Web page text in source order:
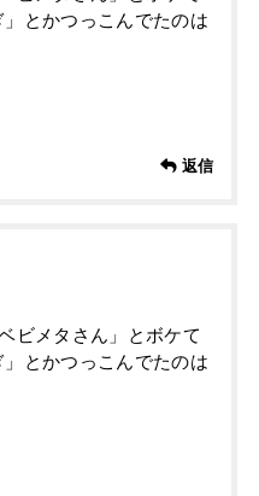
とかつっこんでたのは
返信
ビメタさん」とボケて
とかつっこんでたのは